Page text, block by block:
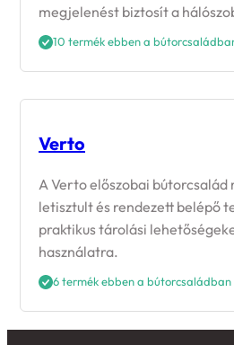
megjelenést biztosít a
10 termék ebben a
Verto
A Verto előszobai
letisztult és rendezett belépő
praktikus tárolási
használatra.
6 termék ebben a bútorcsaládban